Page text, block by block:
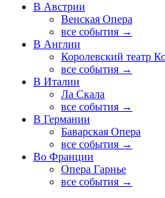
В Австрии
Венская Опера
все события →
В Англии
Королевский театр
все события →
В Италии
Ла Скала
все события →
В Германии
Баварская Опера
все события →
Во Франции
Опера Гарнье
все события →